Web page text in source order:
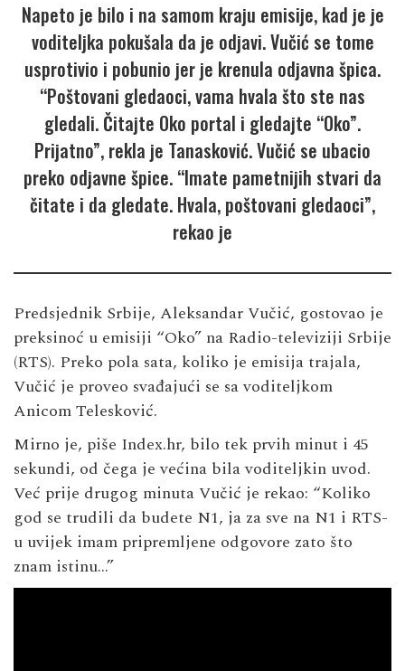
Napeto je bilo i na samom kraju emisije, kad je je
voditeljka pokušala da je odjavi. Vučić se tome
usprotivio i pobunio jer je krenula odjavna špica.
“Poštovani gledaoci, vama hvala što ste nas
gledali. Čitajte Oko portal i gledajte “Oko”.
Prijatno”, rekla je Tanasković. Vučić se ubacio
preko odjavne špice. “Imate pametnijih stvari da
čitate i da gledate. Hvala, poštovani gledaoci”,
rekao je
Predsjednik Srbije, Aleksandar Vučić, gostovao je
preksinoć u emisiji “Oko” na Radio-televiziji Srbije
(RTS). Preko pola sata, koliko je emisija trajala,
Vučić je proveo svađajući se sa voditeljkom
Anicom Telesković.
Mirno je, piše Index.hr, bilo tek prvih minut i 45
sekundi, od čega je većina bila voditeljkin uvod.
Već prije drugog minuta Vučić je rekao: “Koliko
god se trudili da budete N1, ja za sve na N1 i RTS-
u uvijek imam pripremljene odgovore zato što
znam istinu…”